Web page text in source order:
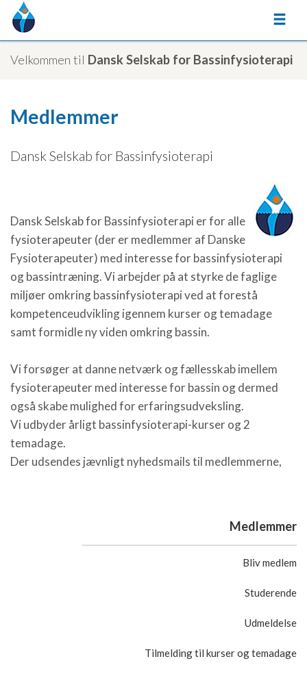
Velkommen til Dansk Selskab for Bassinfysioterapi
Medlemmer
Dansk Selskab for Bassinfysioterapi
Dansk Selskab for Bassinfysioterapi er for alle
fysioterapeuter (der er medlemmer af Danske
Fysioterapeuter) med interesse for bassinfysioterapi
og bassintræning. Vi arbejder på at styrke de faglige
miljøer omkring bassinfysioterapi ved at forestå
kompetenceudvikling igennem kurser og temadage
samt formidle ny viden omkring bassin.
Vi forsøger at danne netværk og fællesskab imellem
fysioterapeuter med interesse for bassin og dermed
også skabe mulighed for erfaringsudveksling.
Vi udbyder årligt bassinfysioterapi-kurser og 2
temadage.
Der udsendes jævnligt nyhedsmails til medlemmerne,
Medlemmer
Bliv medlem
Studerende
Udmeldelse
Tilmelding til kurser og temadage